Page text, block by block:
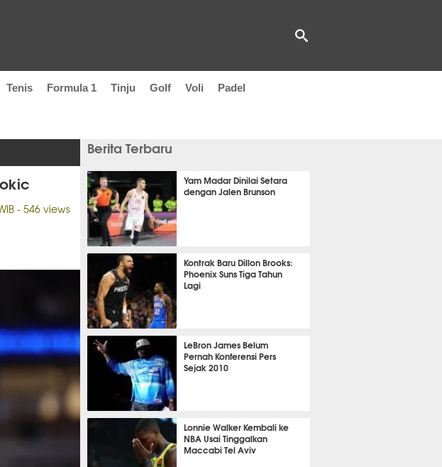
Tenis Formula 1 Tinju Golf Voli Padel
- 546 views
Berita Terbaru
Yam Madar Dinilai Setara
dengan Jalen Brunson
49 menit 37 detik lalu
Kontrak Baru Dillon Brooks:
Phoenix Suns Tiga Tahun
Lagi
1 jam 12 menit lalu
LeBron James Belum
Pernah Konferensi Pers
Sejak 2010
2 jam 48 menit lalu
Lonnie Walker Kembali ke
NBA Usai Tinggalkan
Maccabi Tel Aviv